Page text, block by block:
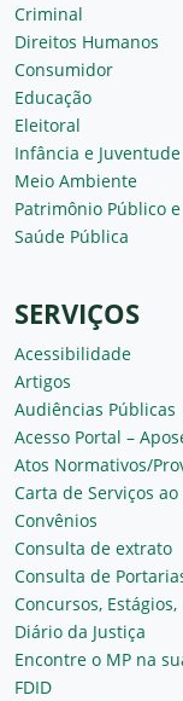
Criminal
Direitos Humanos
Consumidor
Educação
Eleitoral
Infância e Juventude
Meio Ambiente
Patrimônio Público
Saúde Pública
SERVIÇOS
Acessibilidade
Artigos
Audiências Públicas
Acesso Portal –
Atos Normativos/
Carta de Serviços
Convênios
Consulta de extrato
Consulta de
Concursos,
Diário da Justiça
Encontre o MP na
FDID